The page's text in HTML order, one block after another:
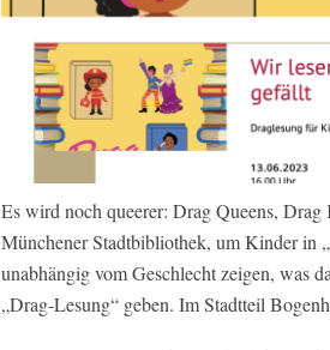
Es wird noch queerer: Drag Queens,
Münchener Stadtbibliothek, um Kinder in
unabhängig vom Geschlecht zeigen, was
„Drag-Lesung“ geben. Im Stadtteil